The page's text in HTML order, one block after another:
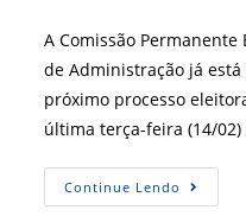
post:
A Comissão
de Administração já
próximo processo
última terça-feira (14/
Continue Lendo
Eleitoral